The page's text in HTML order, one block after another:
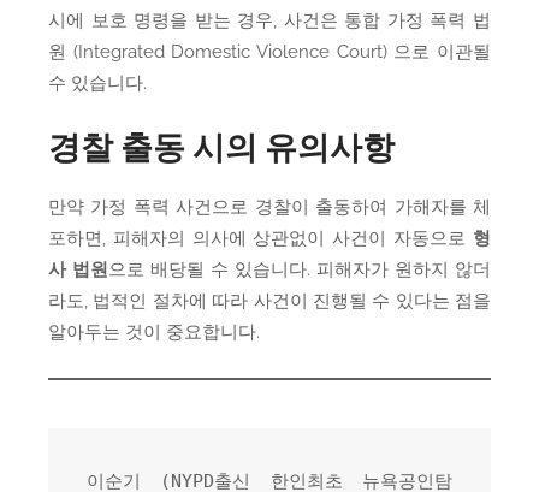
시에 보호 명령을 받는 경우, 사건은 통합 가정 폭력 법
원 (Integrated Domestic Violence Court) 으로 이관될
수 있습니다.
경찰 출동 시의 유의사항
만약 가정 폭력 사건으로 경찰이 출동하여 가해자를 체
포하면, 피해자의 의사에 상관없이 사건이 자동으로 형
사 법원 으로 배당될 수 있습니다. 피해자가 원하지 않더
라도, 법적인 절차에 따라 사건이 진행될 수 있다는 점을
알아두는 것이 중요합니다.
이순기 (NYPD출신 한인최초 뉴욕공인탐